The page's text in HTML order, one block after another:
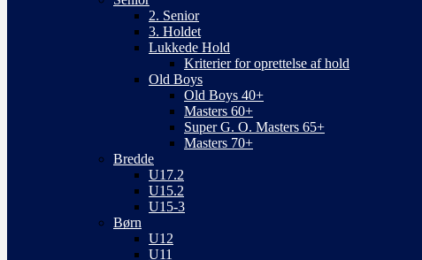
2. Senior
3. Holdet
Lukkede Hold
Kriterier for oprettelse af hold
Old Boys
Old Boys 40+
Masters 60+
Super G. O. Masters 65+
Masters 70+
Bredde
U17.2
U15.2
U15-3
Børn
U12
U11